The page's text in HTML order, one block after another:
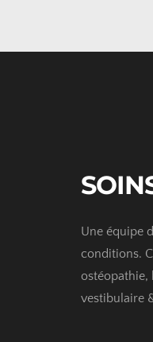
Une équipe
conditions.
vestibulaire